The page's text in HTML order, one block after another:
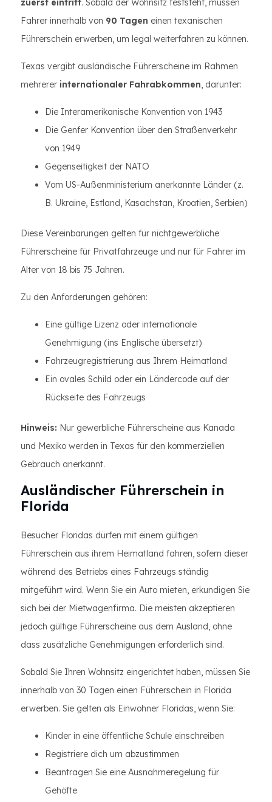
zuerst eintritt. Sobald der Wohnsitz feststeht, müssen
Fahrer innerhalb von 90 Tagen einen texanischen
Führerschein erwerben, um legal weiterfahren zu können.
Texas vergibt ausländische Führerscheine im Rahmen
mehrerer internationaler Fahrabkommen, darunter:
Die Interamerikanische Konvention von 1943
Die Genfer Konvention über den Straßenverkehr
von 1949
Gegenseitigkeit der NATO
Vom US-Außenministerium anerkannte Länder (z.
B. Ukraine, Estland, Kasachstan, Kroatien, Serbien)
Diese Vereinbarungen gelten für nichtgewerbliche
Führerscheine für Privatfahrzeuge und nur für Fahrer im
Alter von 18 bis 75 Jahren.
Zu den Anforderungen gehören:
Eine gültige Lizenz oder internationale
Genehmigung (ins Englische übersetzt)
Fahrzeugregistrierung aus Ihrem Heimatland
Ein ovales Schild oder ein Ländercode auf der
Rückseite des Fahrzeugs
Hinweis: Nur gewerbliche Führerscheine aus Kanada
und Mexiko werden in Texas für den kommerziellen
Gebrauch anerkannt.
Ausländischer Führerschein in
Florida
Besucher Floridas dürfen mit einem gültigen
Führerschein aus ihrem Heimatland fahren, sofern dieser
während des Betriebs eines Fahrzeugs ständig
mitgeführt wird. Wenn Sie ein Auto mieten, erkundigen Sie
sich bei der Mietwagenfirma. Die meisten akzeptieren
jedoch gültige Führerscheine aus dem Ausland, ohne
dass zusätzliche Genehmigungen erforderlich sind.
Sobald Sie Ihren Wohnsitz eingerichtet haben, müssen Sie
innerhalb von 30 Tagen einen Führerschein in Florida
erwerben. Sie gelten als Einwohner Floridas, wenn Sie:
Kinder in eine öffentliche Schule einschreiben
Registriere dich um abzustimmen
Beantragen Sie eine Ausnahmeregelung für
Gehöfte